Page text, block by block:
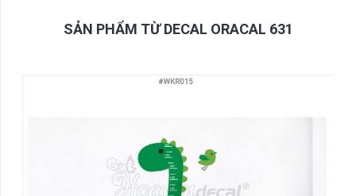
SẢN PHẨM TỪ DECAL ORACAL 631